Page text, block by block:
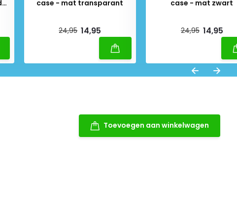
case - mat transparant
24,95 14,95
case - mat zwart
24,95 14,95
Toevoegen aan winkelwagen